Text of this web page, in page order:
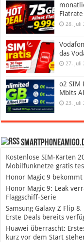
28. Juli
das
27. Juli
o2 SIM
Mbits
23. Juli
Kostenlose SIM-Karten
Mobilfunknetze gratis
Honor Magic 9
Honor Magic 9: Leak
Flaggschiff-Serie
Samsung Galaxy Z Flip
Erste Deals bereits
Huawei überrascht:
kurz vor dem Start